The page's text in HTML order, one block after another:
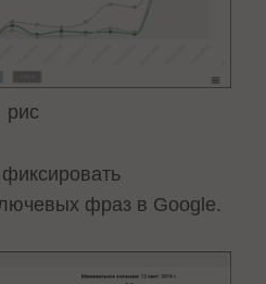
рис
фраз в Google.